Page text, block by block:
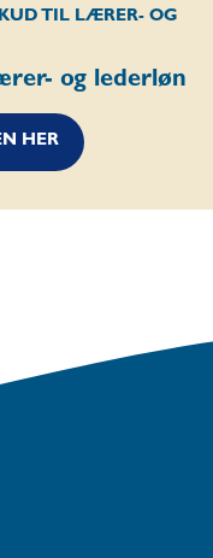
TIL LÆRER- OG
og lederløn
HER